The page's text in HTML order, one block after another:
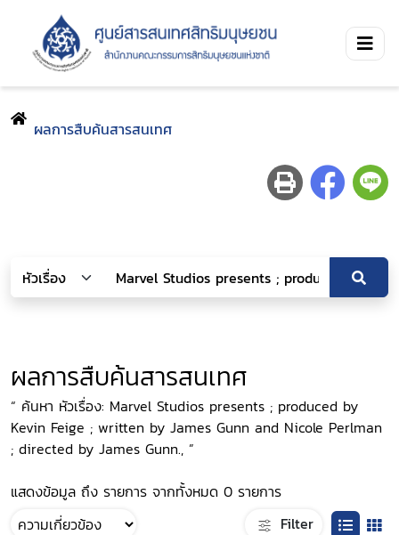
ผลการสืบค้นสารสนเทศ
ผลการสืบค้นสารสนเทศ
“ ค้นหา หัวเรื่อง: Marvel Studios presents ; produced by
Kevin Feige ; written by James Gunn and Nicole Perlman
; directed by James Gunn., ”
แสดงข้อมูล ถึง รายการ จากทั้งหมด 0 รายการ
Filter